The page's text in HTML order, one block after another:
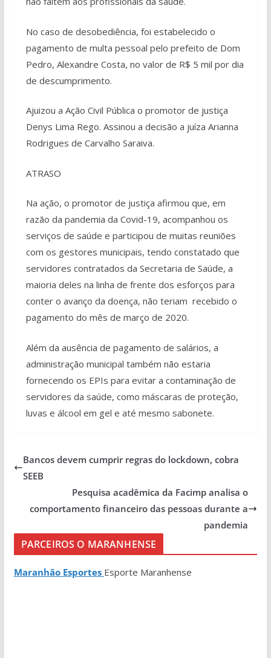
No caso de desobediência, foi estabelecido o
pagamento de multa pessoal pelo prefeito de Dom
Pedro, Alexandre Costa, no valor de R$ 5 mil por dia
de descumprimento.
Ajuizou a Ação Civil Pública o promotor de justiça
Denys Lima Rego. Assinou a decisão a juíza Arianna
Rodrigues de Carvalho Saraiva.
ATRASO
Na ação, o promotor de justiça afirmou que, em
razão da pandemia da Covid-19, acompanhou os
serviços de saúde e participou de muitas reuniões
com os gestores municipais, tendo constatado que
servidores contratados da Secretaria de Saúde, a
maioria deles na linha de frente dos esforços para
conter o avanço da doença, não teriam recebido o
pagamento do mês de março de 2020.
Além da ausência de pagamento de salários, a
administração municipal também não estaria
fornecendo os EPIs para evitar a contaminação de
servidores da saúde, como máscaras de proteção,
luvas e álcool em gel e até mesmo sabonete.
Bancos devem cumprir regras do lockdown, cobra
SEEB
Pesquisa acadêmica da Facimp analisa o
comportamento financeiro das pessoas durante a
pandemia
PARCEIROS O MARANHENSE
Maranhão Esportes Esporte Maranhense